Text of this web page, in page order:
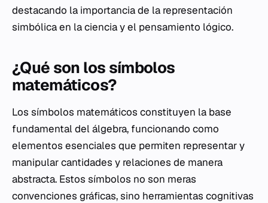
destacando la importancia de la representación
simbólica en la ciencia y el pensamiento lógico.
¿Qué son los símbolos
matemáticos?
Los símbolos matemáticos constituyen la base
fundamental del álgebra, funcionando como
elementos esenciales que permiten representar y
manipular cantidades y relaciones de manera
abstracta. Estos símbolos no son meras
convenciones gráficas, sino herramientas cognitivas